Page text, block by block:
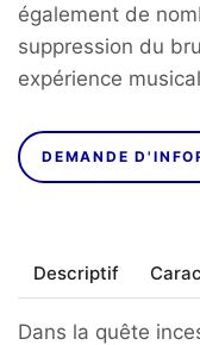
également de
suppression du
expérience
DEMANDE
Descriptif
Dans la quête